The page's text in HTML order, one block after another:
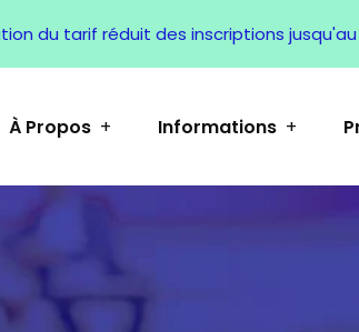
À Propos Informations
du tarif réduit des inscriptions jusqu'au